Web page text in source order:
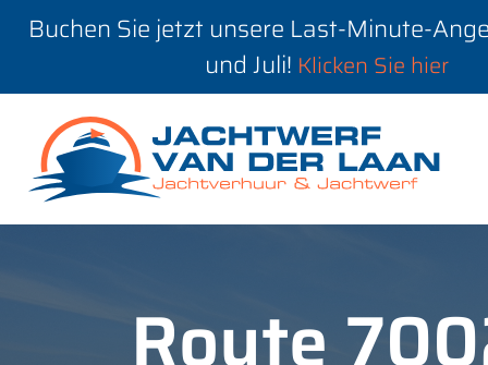
Buchen Sie jetzt unsere Last-Minute-
und Juli! Klicken Sie hier
Route